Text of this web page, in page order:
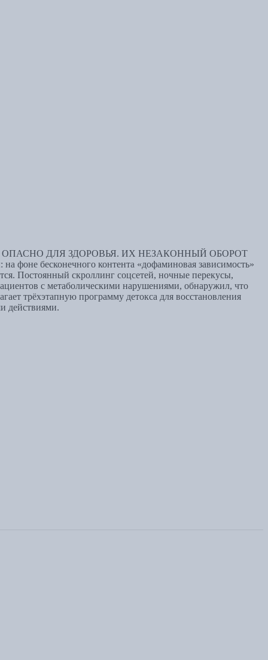
ДЛЯ ЗДОРОВЬЯ. ИХ НЕЗАКОННЫЙ ОБОРОТ
бесконечного контента «дофаминовая зависимость»
Постоянный скроллинг соцсетей, ночные перекусы,
с метаболическими нарушениями, обнаружил, что
трёхэтапную программу детокса для восстановления
действиями.